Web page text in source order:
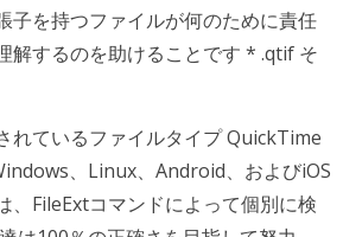
子を持つファイルが何のために責任
解するのを助けることです * .qtif そ
れているファイルタイプ QuickTime
、Linux、Android、およびiOS
、FileExtコマンドによって個別に検